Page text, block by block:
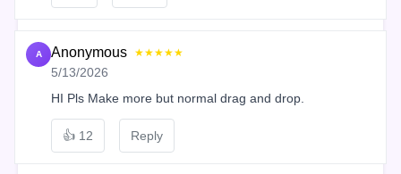
A Anonymous ★★★★★
5/13/2026
HI Pls Make more but normal drag and drop.
👍 12 Reply